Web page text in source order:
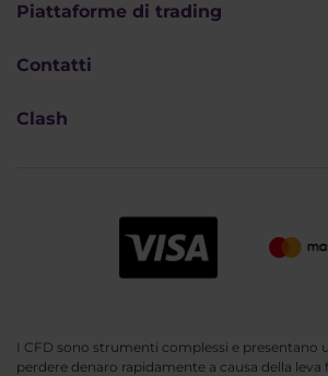
Piattaforme di trading
Contatti
Clash
I CFD sono strumenti complessi e presentano
perdere denaro rapidamente a causa della leva